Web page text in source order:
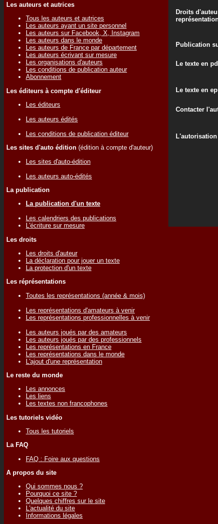
Les auteurs et autrices
Tous les auteurs et autrices
Les auteurs ayant un site personnel
Les auteurs sur Facebook, X, Instagram
Les auteurs dans le monde
Les auteurs de France par département
Les auteurs écrivant sur mesure
Les organisations d'auteurs
Les conditions de publication auteur
Abonnement
Les éditeurs à compte d'éditeur
Les éditeurs
Les auteurs édités
Les conditions de publication éditeur
Les sites d'auto édition (édition à compte d'auteur)
Les sites d'auto-édition
Les auteurs auto-édités
La publication
La publication d'un texte
Les calendriers des publications
L'écriture sur mesure
Les droits
Les droits d'auteur
La déclaration pour jouer un texte
La protection d'un texte
Les réprésentations
Toutes les représentations (année & mois)
Les représentations d'amateurs à venir
Les représentations professionnelles à venir
Les auteurs joués par des amateurs
Les auteurs joués par des professionnels
Les représentations en France
Les représentations dans le monde
L'ajout d'une représentation
Le reste du monde
Les annonces
Les liens
Les textes non francophones
Les tutoriels vidéo
Tous les tutoriels
La FAQ
FAQ : Foire aux questions
A propos du site
Qui sommes nous ?
Pourquoi ce site ?
Quelques chiffres sur le site
L'actualité du site
Informations légales
Droits
Publication
Le texte en
Le texte en
Contacter
L'autorisation